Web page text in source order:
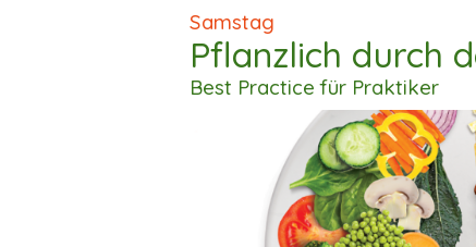
Samstag
Pflanzlich durch
Best Practice für Praktiker